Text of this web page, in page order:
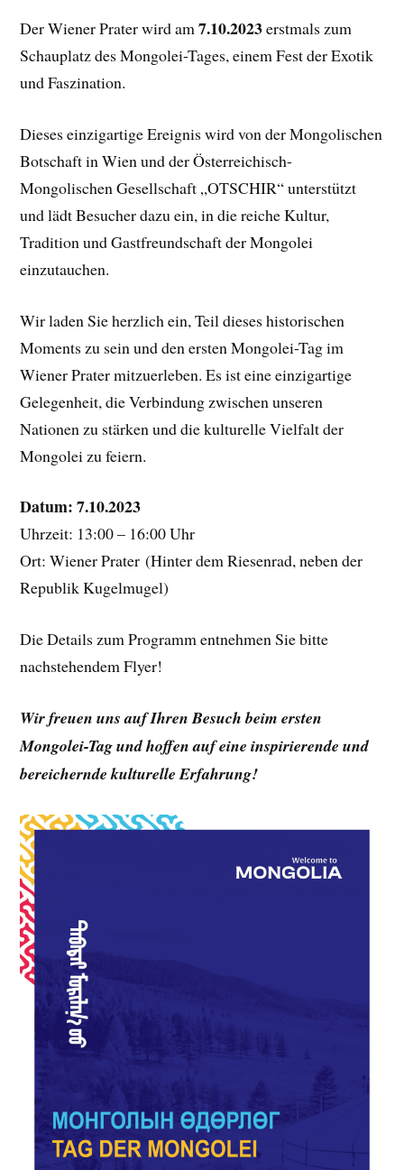
Der Wiener Prater wird am7.10.2023erstmals zum
Schauplatz des Mongolei-Tages, einem Fest der Exotik
und Faszination.
Dieses einzigartige Ereignis wird von der Mongolischen
Botschaft in Wien und der Österreichisch-
Mongolischen Gesellschaft „OTSCHIR“ unterstützt
und lädt Besucher dazu ein, in die reiche Kultur,
Tradition und Gastfreundschaft der Mongolei
einzutauchen.
Wir laden Sie herzlich ein, Teil dieses historischen
Moments zu sein und den ersten Mongolei-Tag im
Wiener Prater mitzuerleben. Es ist eine einzigartige
Gelegenheit, die Verbindung zwischen unseren
Nationen zu stärken und die kulturelle Vielfalt der
Mongolei zu feiern.
Datum: 7.10.2023
Uhrzeit: 13:00 – 16:00 Uhr
Ort: Wiener Prater (Hinter dem Riesenrad, neben der
Republik Kugelmugel)
Die Details zum Programm entnehmen Sie bitte
nachstehendem Flyer!
Wir freuen uns auf Ihren Besuch beim ersten
Mongolei-Tag und hoffen auf eine inspirierende und
bereichernde kulturelle Erfahrung!